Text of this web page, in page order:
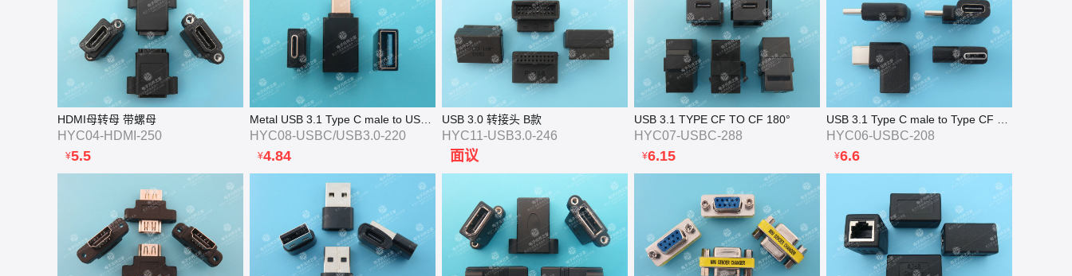
HDMI母转母 带螺母
HYC04-HDMI-250
¥5.5
HYC08-USBC/USB3.0-220
¥4.84
USB 3.0 转接头 B款
HYC11-USB3.0-246
面议
USB 3.1 TYPE CF TO CF 180°
HYC07-USBC-288
¥6.15
HYC06-USBC-208
¥6.6